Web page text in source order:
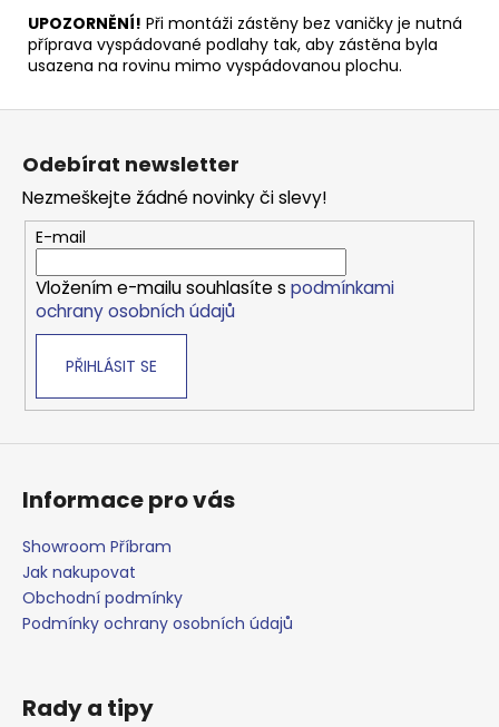
UPOZORNĚNÍ! Při montáži zástěny bez vaničky je nutná
příprava vyspádované podlahy tak, aby zástěna byla
usazena na rovinu mimo vyspádovanou plochu.
Odebírat newsletter
Nezmeškejte žádné novinky či slevy!
E-mail
Vložením e-mailu souhlasíte s podmínkami
ochrany osobních údajů
PŘIHLÁSIT SE
Informace pro vás
Showroom Příbram
Jak nakupovat
Obchodní podmínky
Podmínky ochrany osobních údajů
Rady a tipy